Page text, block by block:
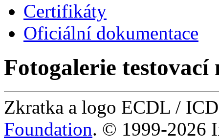
Certifikáty
Oficiální dokumentace
Fotogalerie testovací
Zkratka a logo ECDL /
Foundation. © 1999-2026